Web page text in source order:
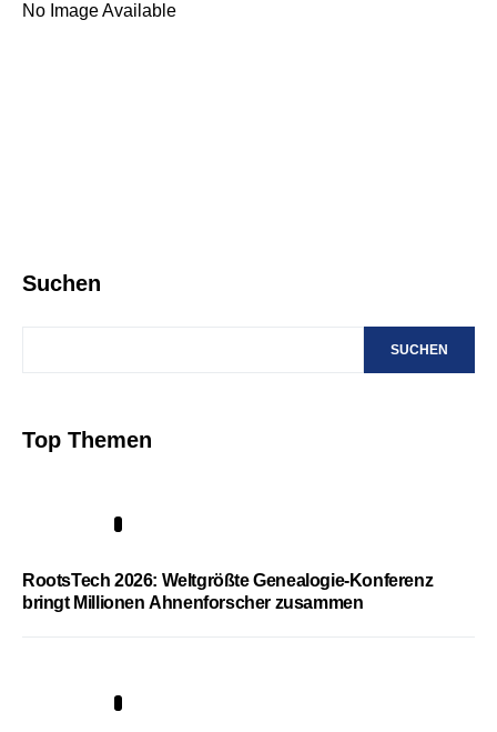
No Image Available
Suchen
SUCHEN
Top Themen
RootsTech 2026: Weltgrößte Genealogie-Konferenz
bringt Millionen Ahnenforscher zusammen